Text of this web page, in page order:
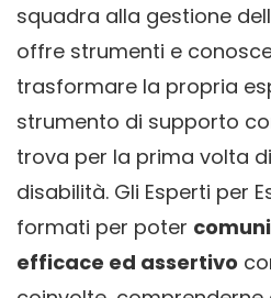
squadra alla gestione
offre strumenti e
trasformare la propria
strumento di supporto
trova per la prima volta
disabilità. Gli Esperti per
formati per poter
efficace ed assertivo